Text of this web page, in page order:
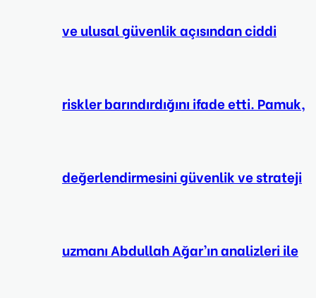
ve ulusal güvenlik açısından ciddi
riskler barındırdığını ifade etti. Pamuk,
değerlendirmesini güvenlik ve strateji
uzmanı Abdullah Ağar’ın analizleri ile